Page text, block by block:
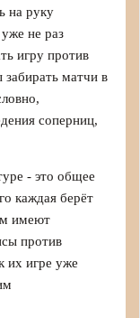
на руку
не раз
игру против
матчи в
соперниц,
- это общее
каждая берёт
имеют
против
их игре уже